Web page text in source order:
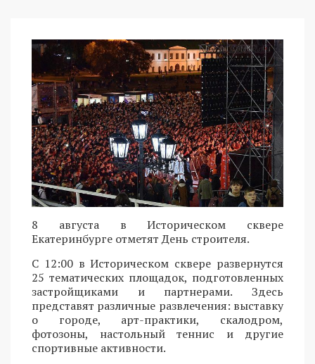
8 августа в Историческом сквере
Екатеринбурге отметят День строителя.
С 12:00 в Историческом сквере развернутся
25 тематических площадок, подготовленных
застройщиками и партнерами. Здесь
представят различные развлечения: выставку
о городе, арт-практики, скалодром,
фотозоны, настольный теннис и другие
спортивные активности.